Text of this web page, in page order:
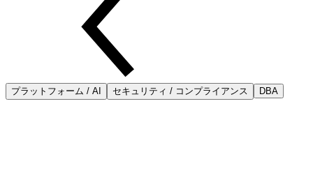
プラットフォーム / AI セキュリティ / コンプライアンス DBA